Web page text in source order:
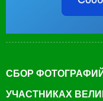
СБОР
УЧАСТНИКАХ